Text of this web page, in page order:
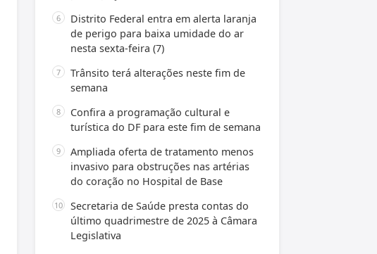
Distrito Federal entra em alerta laranja
de perigo para baixa umidade do ar
nesta sexta-feira (7)
Trânsito terá alterações neste fim de
semana
Confira a programação cultural e
turística do DF para este fim de semana
Ampliada oferta de tratamento menos
invasivo para obstruções nas artérias
do coração no Hospital de Base
Secretaria de Saúde presta contas do
último quadrimestre de 2025 à Câmara
Legislativa